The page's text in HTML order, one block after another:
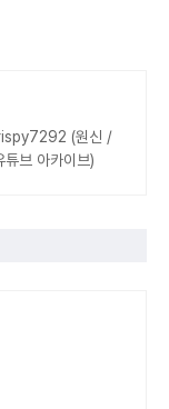
(원신 /
브 아카이브)